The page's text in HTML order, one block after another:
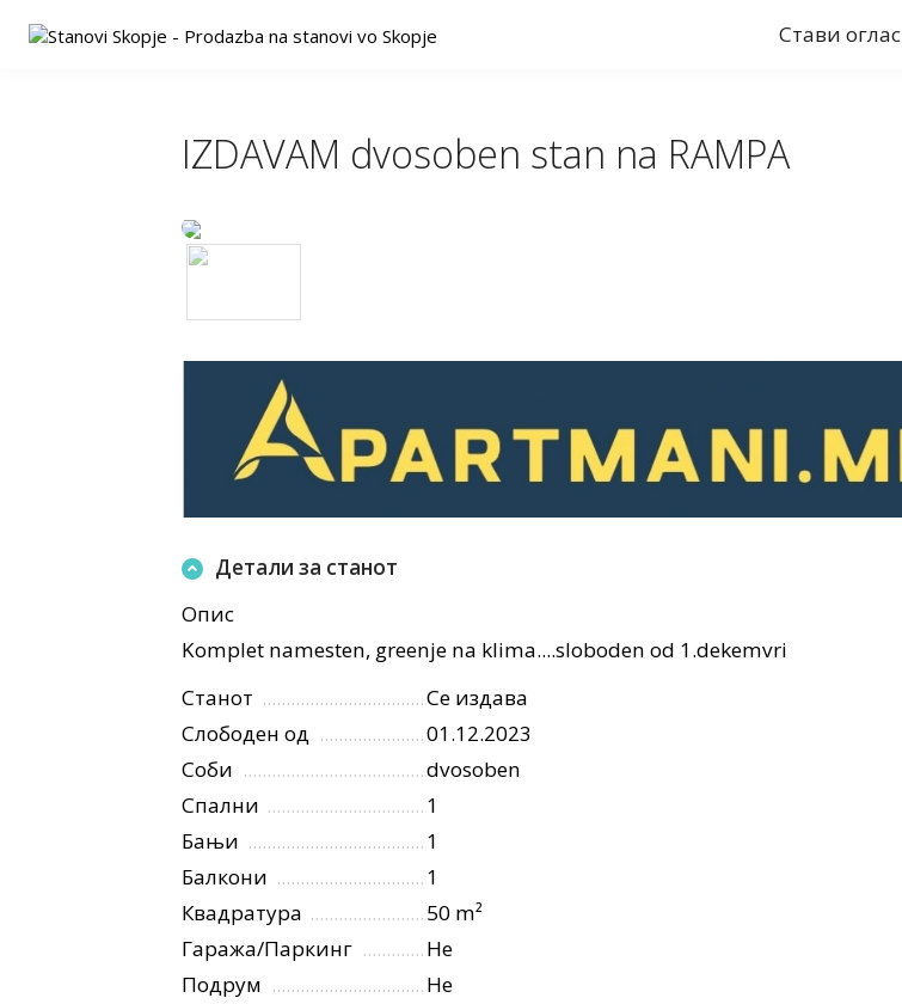
Стави оглас
IZDAVAM dvosoben stan na RAMPA
Детали за станот
Опис
Komplet namesten, greenje na klima....sloboden od 1.dekemvri
Станот
Се издава
Слободен од
01.12.2023
Соби
dvosoben
Спални
1
Бањи
1
Балкони
1
Квадратура
50 m²
Гаража/Паркинг
Не
Подрум
Не